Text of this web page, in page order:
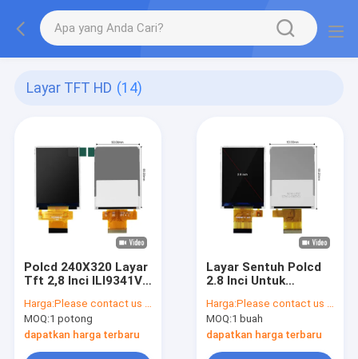
Layar TFT HD (14)
Polcd 240X320 Layar
Tft 2,8 Inci ILI9341V
Harga:Please contact us for latest price
MOQ:1 potong
dapatkan harga terbaru
Layar Sentuh Polcd
2.8 Inci Untuk
ST7789V Tft
240x320 16 Bit 300
Nit
Harga:Please contact us for latest price
MOQ:1 buah
dapatkan harga terbaru